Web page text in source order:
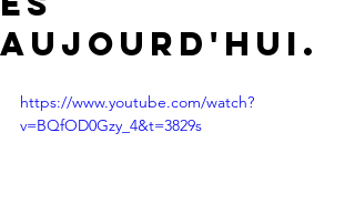
aujourd'hui.
https://www.youtube.com/watch?
v=BQfOD0Gzy_4&t=3829s